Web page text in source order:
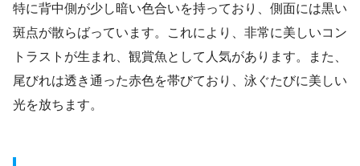
特に背中側が少し暗い色合いを持っており、側面には黒い
斑点が散らばっています。これにより、非常に美しいコン
トラストが生まれ、観賞魚として人気があります。また、
尾びれは透き通った赤色を帯びており、泳ぐたびに美しい
光を放ちます。